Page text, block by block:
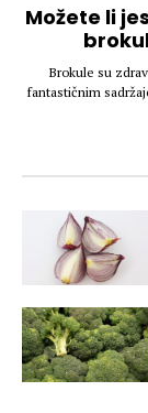
Savjeti
Ostalo
Dijete
Recepti
Um i
Povrede
Zdravlje
Njega nje
Njega
Šminka
Možete li
Brokule su
fantastičnim